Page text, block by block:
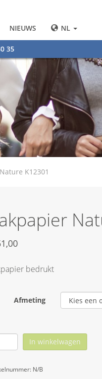
NIEUWS NL
35
K12301
bedrukt
Afmeting
In winkelwagen
N/B